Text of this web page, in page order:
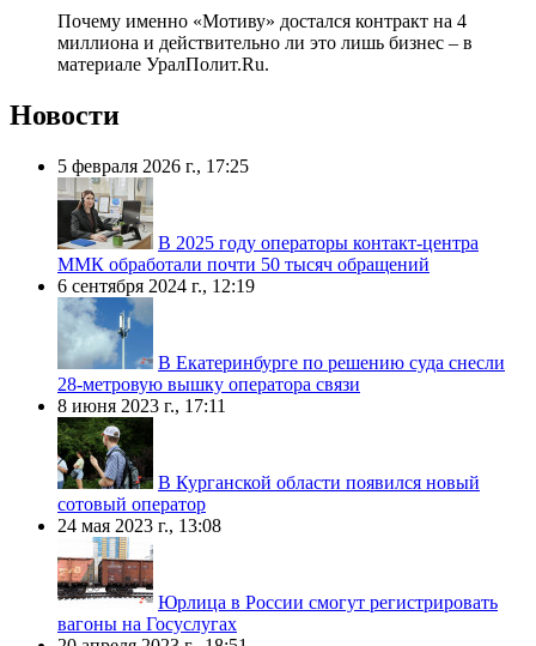
Почему именно «Мотиву» достался контракт на 4
миллиона и действительно ли это лишь бизнес – в
материале УралПолит.Ru.
Новости
5 февраля 2026 г., 17:25
В 2025 году операторы контакт-центра
ММК обработали почти 50 тысяч обращений
6 сентября 2024 г., 12:19
В Екатеринбурге по решению суда снесли
28-метровую вышку оператора связи
8 июня 2023 г., 17:11
В Курганской области появился новый
сотовый оператор
24 мая 2023 г., 13:08
Юрлица в России смогут регистрировать
вагоны на Госуслугах